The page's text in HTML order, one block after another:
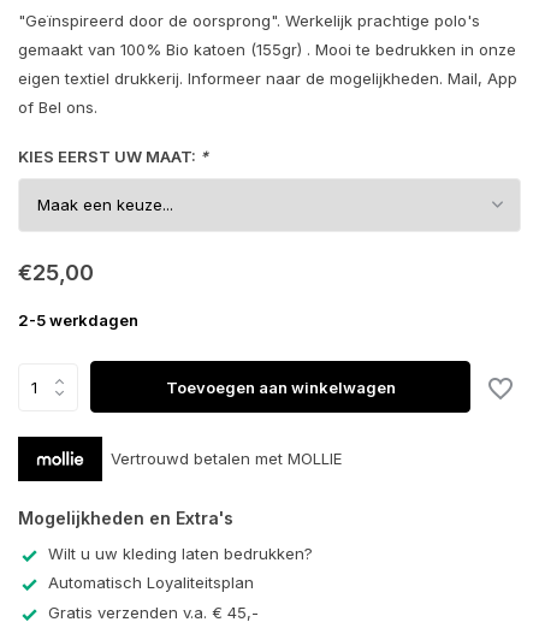
"Geïnspireerd door de oorsprong". Werkelijk prachtige polo's
gemaakt van 100% Bio katoen (155gr) . Mooi te bedrukken in onze
eigen textiel drukkerij. Informeer naar de mogelijkheden. Mail, App
of Bel ons.
KIES EERST UW MAAT: *
€25,00
2-5 werkdagen
Toevoegen aan winkelwagen
Vertrouwd betalen met MOLLIE
Mogelijkheden en Extra's
Wilt u uw kleding laten bedrukken?
Automatisch Loyaliteitsplan
Gratis verzenden v.a. € 45,-